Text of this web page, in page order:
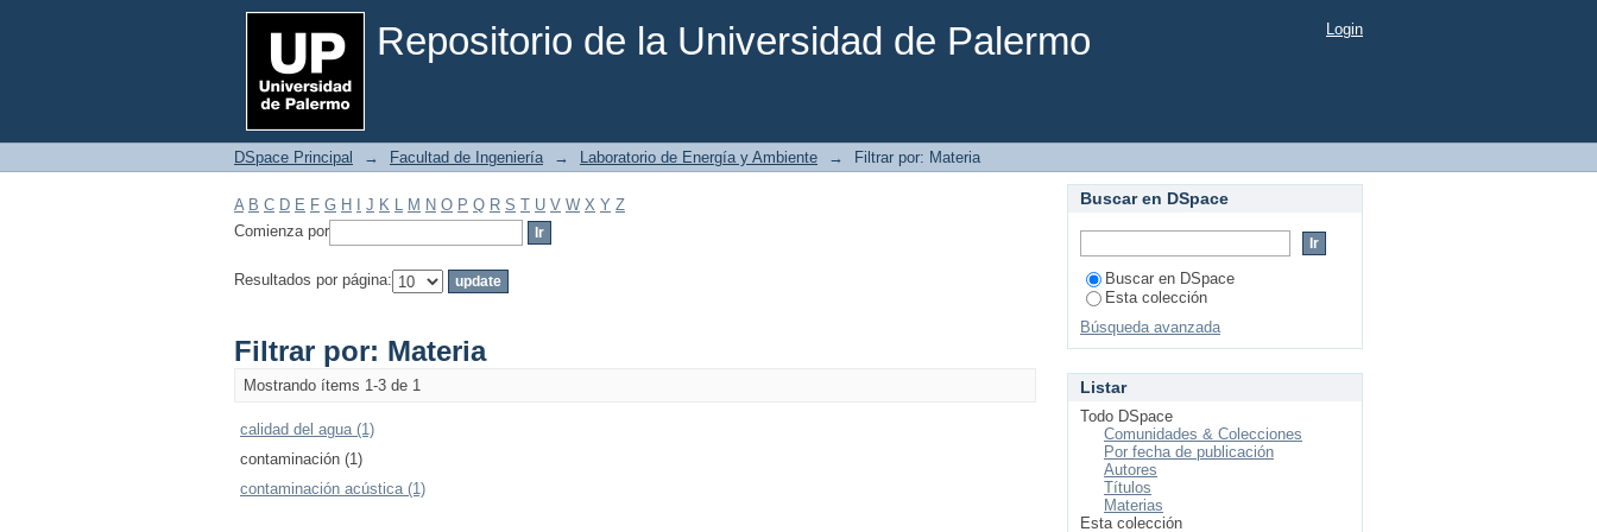
Repositorio de la Universidad de Palermo
Filtrar por: Materia Login
DSpace Principal → Facultad de Ingeniería → Laboratorio de Energía y Ambiente → Filtrar por: Materia
A B C D E F G H J K L M N O P Q R S T U V W X Y Z
Comienza por
Resultados por página:
Filtrar por: Materia
Mostrando ítems 1-3 de 1
calidad del agua (1)
contaminación (1)
contaminación acústica (1)
Buscar en DSpace
Buscar en DSpace
Esta colección
Búsqueda avanzada
Listar
Todo DSpace
Comunidades & Colecciones
Por fecha de publicación
Autores
Títulos
Materias
Esta colección